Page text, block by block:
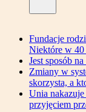
Fundacje
Niektóre w 40
Jest sposób
Zmiany w
skorzysta, a
Unia
przyjęciem